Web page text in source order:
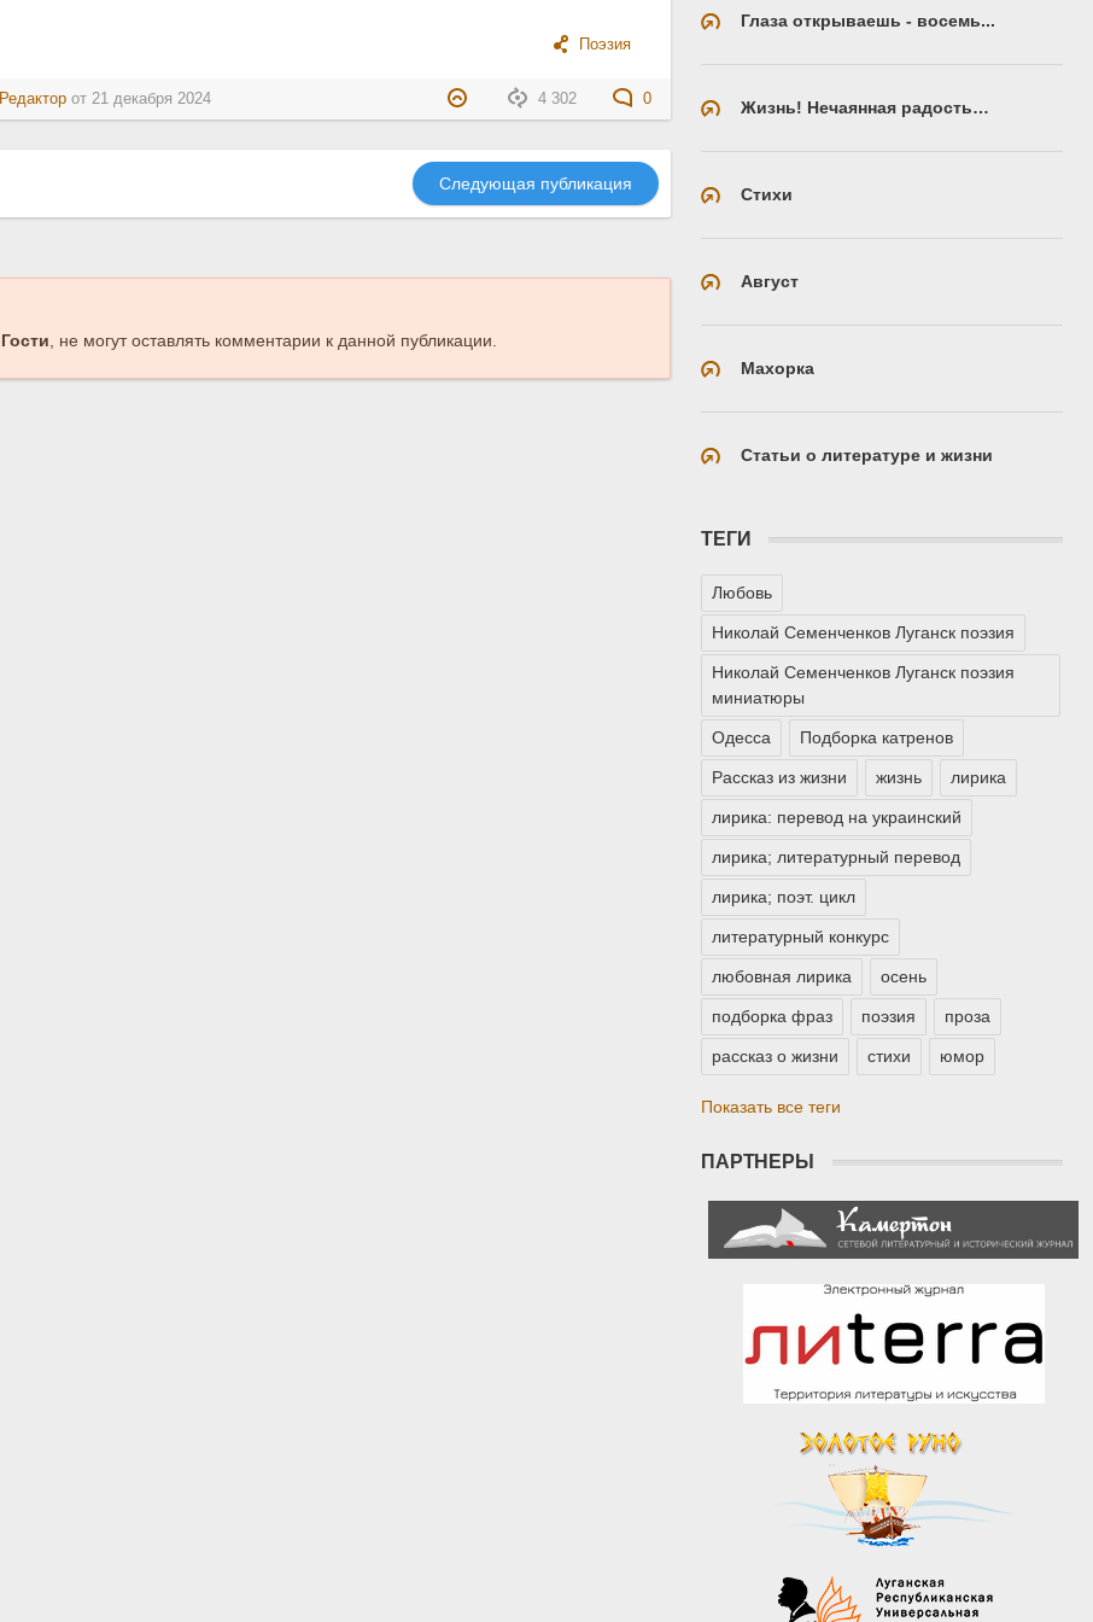
Поэзия
4 302 0
Редактор от 21 декабря 2024
Следующая публикация
Гости , не могут оставлять комментарии к данной публикации.
Глаза открываешь - восемь...
Жизнь! Нечаянная радость…
Стихи
Август
Махорка
Статьи о литературе и жизни
ТЕГИ
Любовь
Николай Семенченков Луганск поэзия
Николай Семенченков Луганск поэзия
миниатюры
Одесса Подборка катренов
Рассказ из жизни жизнь лирика
лирика: перевод на украинский
лирика; литературный перевод
лирика; поэт. цикл
литературный конкурс
любовная лирика осень
подборка фраз поэзия проза
рассказ о жизни стихи юмор
Показать все теги
ПАРТНЕРЫ